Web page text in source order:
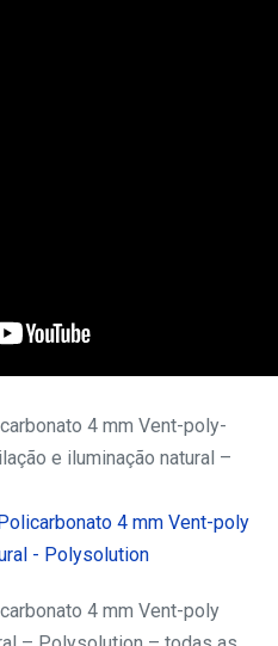
4 mm Vent-poly-
e iluminação natural –
4 mm Vent-poly